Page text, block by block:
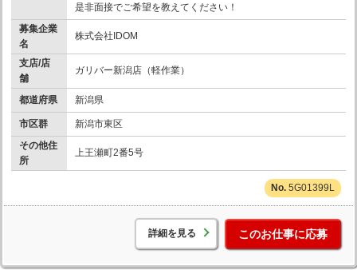
是非面接でご希望を教えてください！
募集企業
名
株式会社IDOM
支店/店
舗
ガリバー新潟店（軽作業）
都道府県 新潟県
市区群
新潟市東区
その他住
所
上王瀬町2番5号
5G01399L
詳細を見る このお仕事に応募